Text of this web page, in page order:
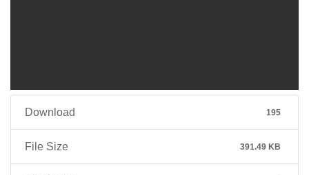
Download 195
File Size 391.49 KB